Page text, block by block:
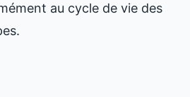
au cycle de vie des